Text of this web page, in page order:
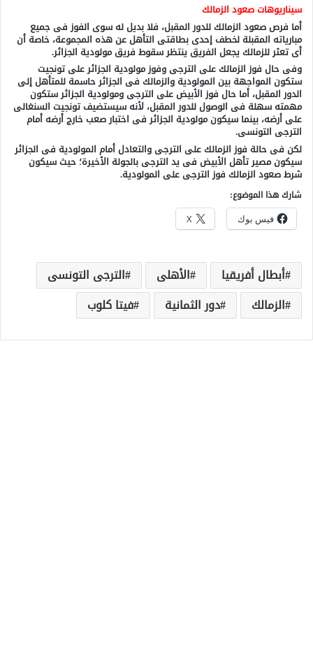
سيناريوهات صعود الزمالك
أما فرص صعود الزمالك للدور المقبل، فلا بديل له سوى الفوز فى جميع
مبارياته المقبلة لخطف إحدى بطاقتى التأهل عن هذه المجموعة، خاصة أن
أى تعثر للزمالك يجعل الفريق ينتظر سقوط فريق مولودية الجزائر.
وفى حال فوز الزمالك على الترجى وفوز مولودية الجزائر على تونجيت
ستكون المواجهة بين المولودية والزمالك فى الجزائر حاسمة للمتأهل إلى
الدور المقبل، أما حال فوز الأبيض على الترجى ومولودية الجزائر ستكون
مهمته سهلة فى الوصول للدور المقبل، لأنه سيستضيف تونجيت السنغالى
على أرضه، بينما سيكون مولودية الجزائر فى اختبار صعب خارج أرضه أمام
الترجى التونسى.
لكن فى حالة فوز الزمالك على الترجى والتعادل أمام المولودية فى الجزائر
سيكون مصير تأهل الأبيض فى يد الترجى بالجولة الأخيرة؛ حيث سيكون
شرط صعود الزمالك فوز الترجى على المولودية.
شارك هذا الموضوع:
فيس بوك X
أبطال أفريقيا الأهلى
الترجى التونسى
الزمالك
دور الثمانية فيتا كلوب